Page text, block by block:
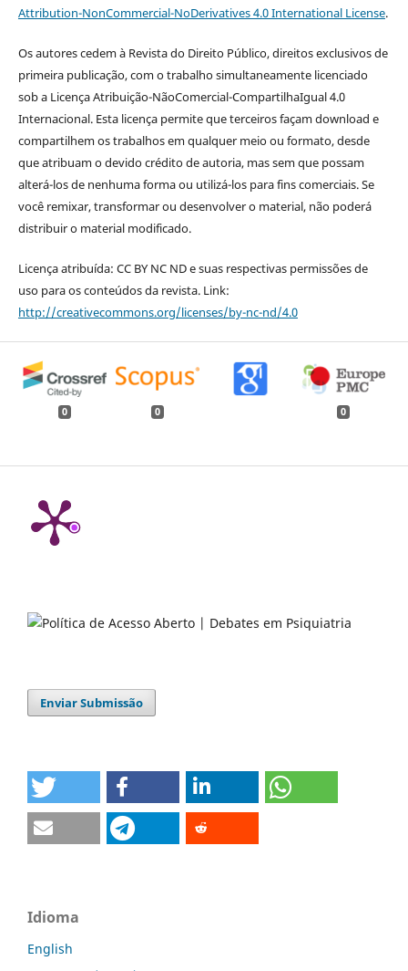
Attribution-NonCommercial-NoDerivatives 4.0 International License.
Os autores cedem à Revista do Direito Público, direitos exclusivos de
primeira publicação, com o trabalho simultaneamente licenciado
sob a Licença Atribuição-NãoComercial-CompartilhaIgual 4.0
Internacional. Esta licença permite que terceiros façam download e
compartilhem os trabalhos em qualquer meio ou formato, desde
que atribuam o devido crédito de autoria, mas sem que possam
alterá-los de nenhuma forma ou utilizá-los para fins comerciais. Se
você remixar, transformar ou desenvolver o material, não poderá
distribuir o material modificado.
Licença atribuída: CC BY NC ND e suas respectivas permissões de
uso para os conteúdos da revista. Link:
http://creativecommons.org/licenses/by-nc-nd/4.0
0 0 0
Enviar Submissão
Idioma
English